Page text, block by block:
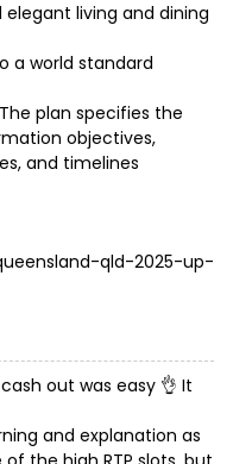
living and dining
a world standard
plan specifies the
objectives,
and timelines
qld-2025-up-
out was easy 👌 It
and explanation as